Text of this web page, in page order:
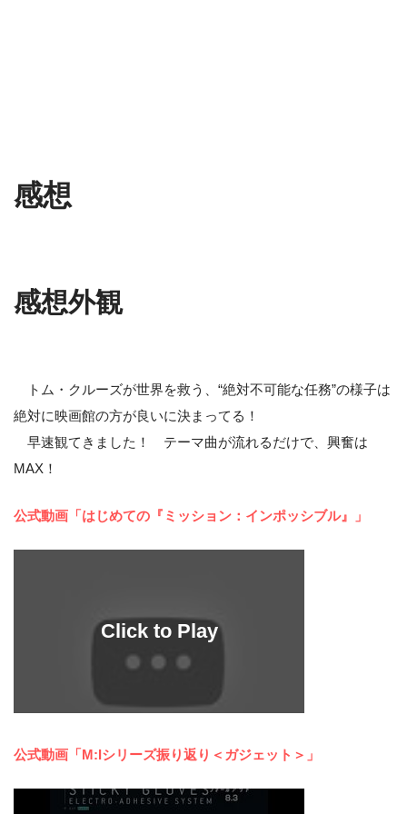
感想
感想外観
トム・クルーズが世界を救う、“絶対不可能な任務”の様子は
絶対に映画館の方が良いに決まってる！
早速観てきました！ テーマ曲が流れるだけで、興奮は
MAX！
公式動画「はじめての『ミッション：インポッシブル』」
公式動画「M:Iシリーズ振り返り＜ガジェット＞」